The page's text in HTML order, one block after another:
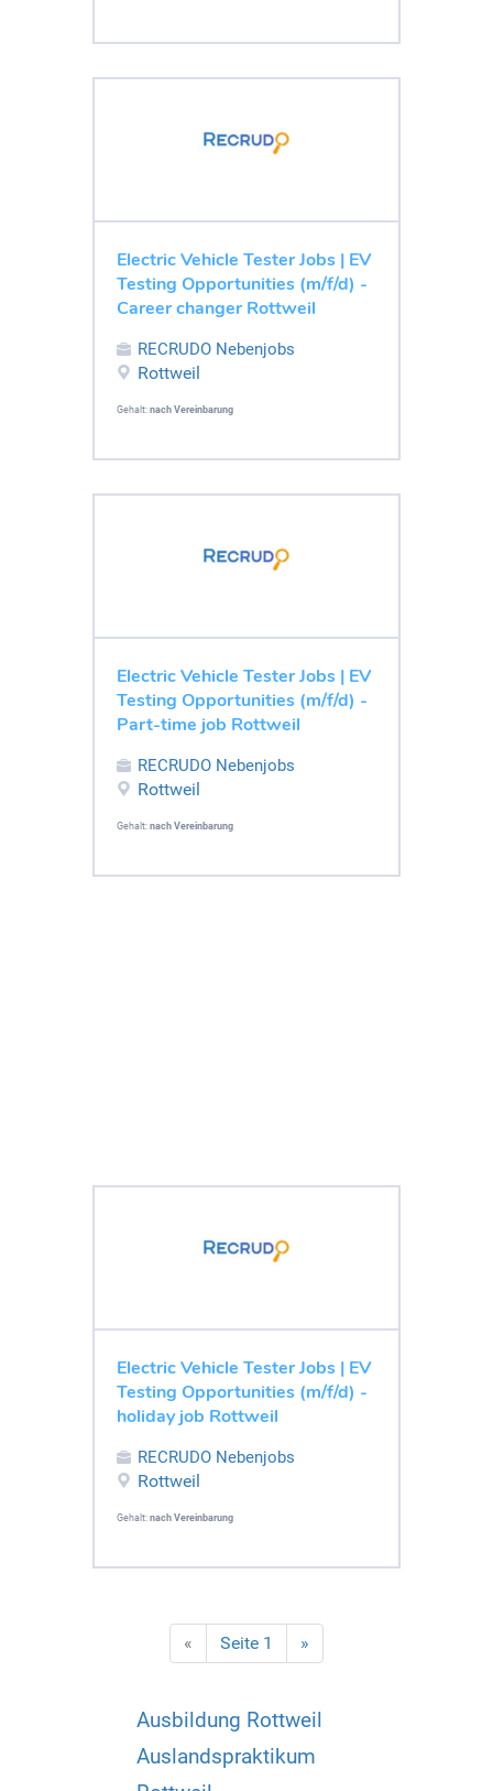
Electric Vehicle Tester Jobs | EV
Testing Opportunities (m/f/d) -
Career changer Rottweil
RECRUDO Nebenjobs
Rottweil
Gehalt: nach Vereinbarung
Electric Vehicle Tester Jobs | EV
Testing Opportunities (m/f/d) -
Part-time job Rottweil
RECRUDO Nebenjobs
Rottweil
Gehalt: nach Vereinbarung
Electric Vehicle Tester Jobs | EV
Testing Opportunities (m/f/d) -
holiday job Rottweil
RECRUDO Nebenjobs
Rottweil
Gehalt: nach Vereinbarung
« Seite 1 »
Ausbildung Rottweil
Auslandspraktikum